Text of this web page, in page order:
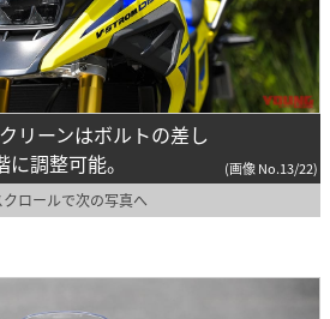
リーンはボルトの差し
調整可能。
(画像 No.13/22)
クロールで次の写真へ